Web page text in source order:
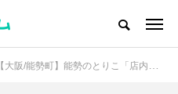
【大阪/能勢町】能勢のとりこ「店内ペット可！可愛すぎるフォトブースで写真が撮れるおしゃれカフェ」